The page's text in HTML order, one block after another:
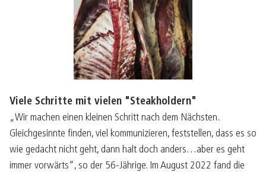
Viele Schritte mit vielen "Steakholdern"
„Wir machen einen kleinen Schritt nach dem Nächsten.
Gleichgesinnte finden, viel kommunizieren, feststellen, dass es so
wie gedacht nicht geht, dann halt doch anders…aber es geht
immer vorwärts“, so der 56-Jährige. Im August 2022 fand die